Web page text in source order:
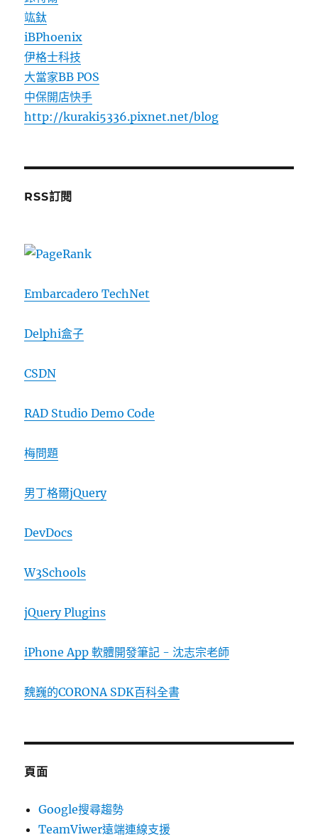
竑鈦
iBPhoenix
伊格士科技
大當家BB POS
中保開店快手
http://kuraki5336.pixnet.net/blog
RSS訂閱
Embarcadero TechNet
Delphi盒子
CSDN
RAD Studio Demo Code
梅問題
男丁格爾jQuery
DevDocs
W3Schools
jQuery Plugins
iPhone App 軟體開發筆記 - 沈志宗老師
魏巍的CORONA SDK百科全書
頁面
Google搜尋趨勢
TeamViwer遠端連線支援